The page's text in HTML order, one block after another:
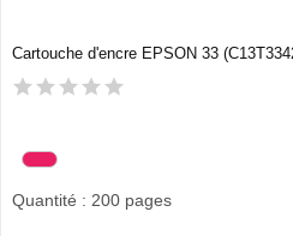
Cartouche d'encre EPSON 33
Quantité : 200 pages